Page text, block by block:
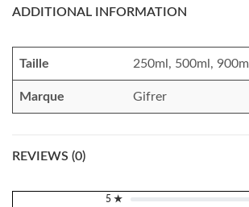
ADDITIONAL INFORMATION
Taille 250ml, 500ml, 900ml
Marque Gifrer
REVIEWS (0)
5 ★